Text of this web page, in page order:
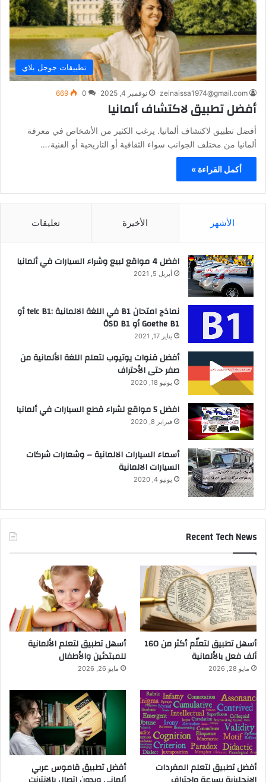
تطبيقات جوجل بلاي
zeinaissa1974@gmail.com نوفمبر 4, 2025 0
669
أفضل تطبيق لاكتشاف ألمانيا
أفضل تطبيق لاكتشاف ألمانيا. يرغب الكثير من الأشخاص في معرفة
ألمانيا من مختلف الجوانب سواء الثقافية أو التاريخية أو الفنية،…
أكمل القراءة »
الأشهر الأخيرة تعليقات
افضل 4 مواقع لبيع وشراء السيارات في ألمانيا
أبريل 5, 2021
نماذج امتحان B1 في اللغة الالمانية :telc B1 أو
Goethe B1 أو ÖSD B1
يناير 17, 2021
أفضل قنوات يوتيوب لتعلم اللغة الألمانية من
صفر حتى الأحتراف
يونيو 18, 2020
افضل 5 مواقع لشراء قطع السيارات في ألمانيا
فبراير 8, 2020
أسماء السيارات الالمانية – وشعارات شركات
السيارات الالمانية
يونيو 4, 2020
Recent Tech News
أسهل تطبيق لتعلّم أكثر من 160
ألف فعل بالألمانية
مايو 28, 2026
أسهل تطبيق لتعلم الألمانية
للمبتدئين والأطفال
مايو 26, 2026
أفضل تطبيق لتعلم المفردات
أفضل تطبيق قاموس عربي